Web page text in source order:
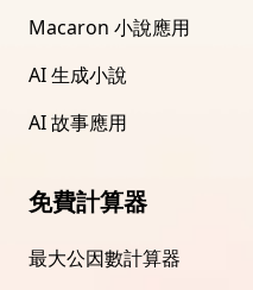
Macaron 小說應用
AI 生成小說
AI 故事應用
免費計算器
最大公因數計算器